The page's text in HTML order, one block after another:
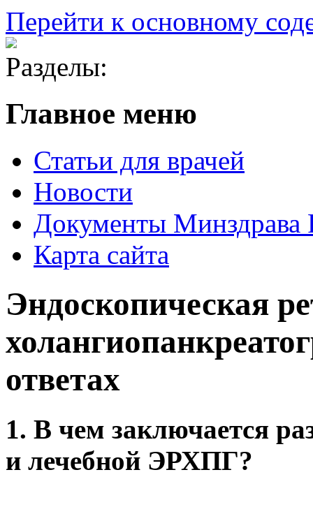
Перейти к основному
Разделы:
Главное меню
Статьи для врачей
Новости
Документы
Карта сайта
Эндоскопическая
ответах
1. В чем заключается
и лечебной ЭРХПГ?